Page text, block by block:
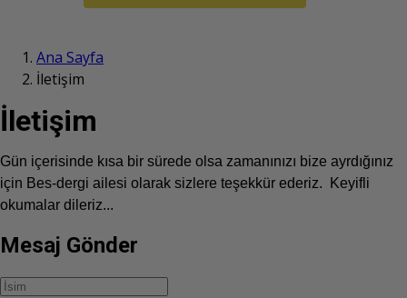
Ana Sayfa
İletişim
İletişim
Gün içerisinde kısa bir sürede olsa zamanınızı bize ayrdığınız
için Bes-dergi ailesi olarak sizlere teşekkür ederiz. Keyifli
okumalar dileriz...
Mesaj Gönder